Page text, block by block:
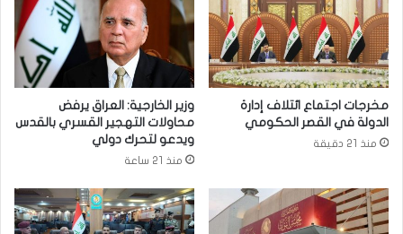
ا
ح
ة
ا
ع
ل
ي
ة
م
ي
ة
ا
ف
ز
م
ا
م
مخرجات اجتماع ائتلاف إدارة
الدولة في القصر الحكومي
منذ 21 دقيقة
وزير الخارجية: العراق يرفض
محاولات التهجير القسري بالقدس
ويدعو لتحرك دولي
منذ 21 ساعة